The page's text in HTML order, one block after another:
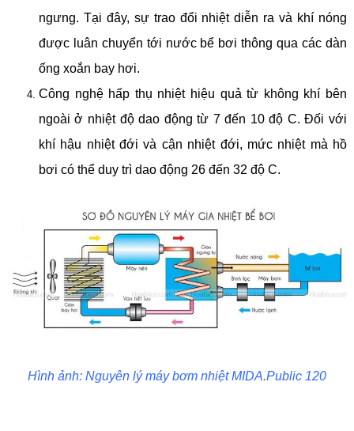
ngưng. Tại đây, sự trao đổi nhiệt diễn ra và khí nóng
được luân chuyển tới nước bể bơi thông qua các dàn
ống xoắn bay hơi.
Công nghệ hấp thụ nhiệt hiệu quả từ không khí bên
ngoài ở nhiệt độ dao động từ 7 đến 10 độ C. Đối với
khí hậu nhiệt đới và cận nhiệt đới, mức nhiệt mà hồ
bơi có thể duy trì dao động 26 đến 32 độ C.
Hình ảnh: Nguyên lý máy bơm nhiệt MIDA.Public 120